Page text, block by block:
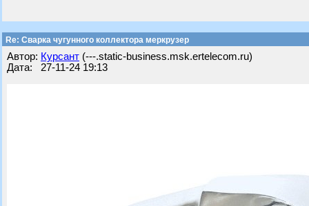
Re: Сварка чугунного коллектора меркрузер
Автор: Курсант (---.static-business.msk.ertelecom.ru)
Дата: 27-11-24 19:13